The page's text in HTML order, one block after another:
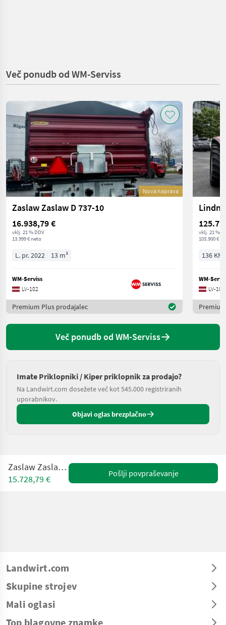
Več ponudb od WM-Serviss
Nova naprava
Zaslaw Zaslaw D 737-10
16.938,79 €
vklj. 21 % DDV
13.999 € neto
L. pr. 2022 13 m³
WM-Serviss
LV-102
Premium Plus prodajalec
vklj. 21 %
103.900 €
136
WM-
LV-102
Več ponudb od WM-Serviss
Imate Priklopniki / Kiper priklopnik za prodajo?
Na Landwirt.com dosežete več kot 545.000 registriranih
uporabnikov.
Objavi oglas brezplačno
Zaslaw Zaslaw D 737-8
15.728,79 €
Pošlji povpraševanje
Landwirt.com
Skupine strojev
Mali oglasi
Top blagovne znamke